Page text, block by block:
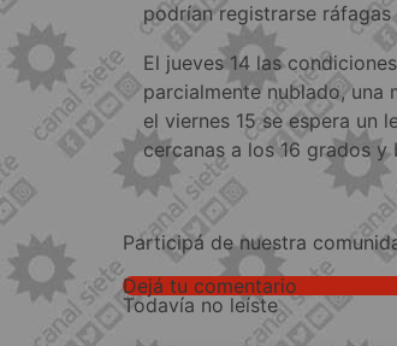
podrían registrarse
El jueves 14 las
parcialmente nublado, una
el viernes 15 se espera un
cercanas a los 16 grados
Participá de nuestra
Dejá tu comentario
Todavía no leíste